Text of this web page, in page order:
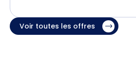
Voir toutes les offres